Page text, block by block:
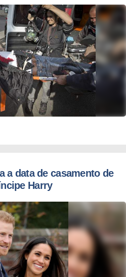
a data de casamento de
Harry